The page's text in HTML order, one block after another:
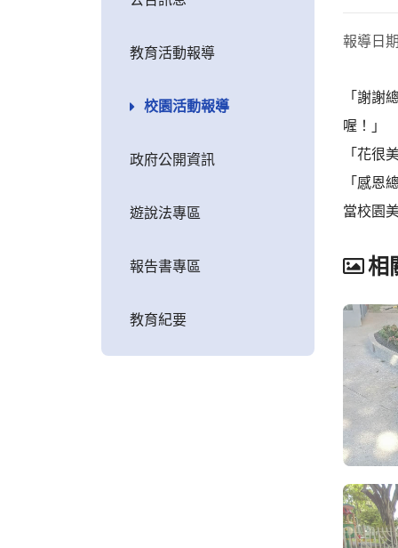
教育活動報導
校園活動報導
政府公開資訊
遊說法專區
報告書專區
教育紀要
報導日
「謝謝
喔！」
「花很
「感恩
當校園
相